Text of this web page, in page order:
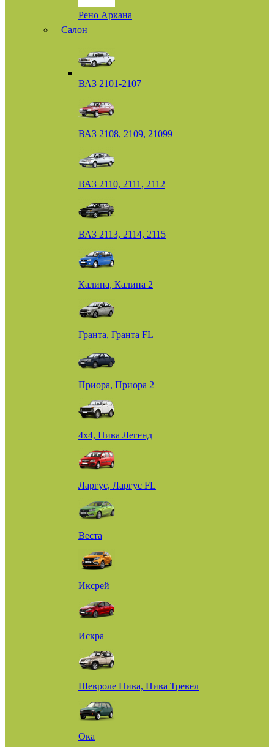
Рено Аркана
Салон
ВАЗ 2101-2107
ВАЗ 2108, 2109, 21099
ВАЗ 2110, 2111, 2112
ВАЗ 2113, 2114, 2115
Калина, Калина 2
Гранта, Гранта FL
Приора, Приора 2
4х4, Нива Легенд
Ларгус, Ларгус FL
Веста
Иксрей
Искра
Шевроле Нива, Нива Тревел
Ока